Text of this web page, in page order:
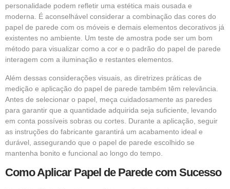
personalidade podem refletir uma estética mais ousada e
moderna. É aconselhável considerar a combinação das cores do
papel de parede com os móveis e demais elementos decorativos já
existentes no ambiente. Um teste de amostra pode ser um bom
método para visualizar como a cor e o padrão do papel de parede
interagem com a iluminação e restantes elementos.
Além dessas considerações visuais, as diretrizes práticas de
medição e aplicação do papel de parede também têm relevância.
Antes de selecionar o papel, meça cuidadosamente as paredes
para garantir que a quantidade adquirida seja suficiente, levando
em conta possíveis sobras ou cortes. Durante a aplicação, seguir
as instruções do fabricante garantirá um acabamento ideal e
durável, assegurando que o papel de parede escolhido se
mantenha bonito e funcional ao longo do tempo.
Como Aplicar Papel de Parede com Sucesso